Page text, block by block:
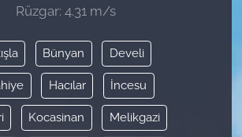
Rüzgar: 4.31 m/s
Bünyan Develi
Hacılar İncesu
Kocasinan Melikgazi